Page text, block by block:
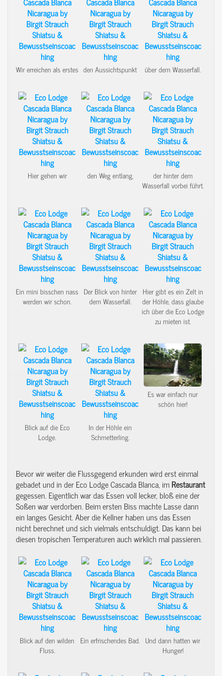
Wir erreichen als erstes den Aussichtspunkt über dem Wasserfall.
Hier gehen wir den Weg entlang,
der hinter dem
Wasserfall vorbei führt.
Ein mini bisschen nass
werden wir schon.
Der Blick von hinter
dem Wasserfall.
Hier gibt es ein Zelt in
der Höhle, dass glaube
ich über die Eco Lodge
zu mieten ist.
Blick auf die Eco
Lodge.
In der Höhle ein
Schmetterling.
Es war einfach nur
schön hier!
Bevor wir weiter die Flussgegend erkunden wird erst einmal
gebadet und in der Eco Lodge Cascada Blanca, imRestaurant
gegessen. Eigentlich war das Essen voll lecker, bloß eine der
Soßen war verdorben. Beim ersten Biss machte Lasse dann
ein langes Gesicht. Aber die Kellner haben uns das Essen
nicht berechnet und sich vielmals entschuldigt. Das kann bei
diesen tropischen Temperaturen auch wirklich mal passieren.
Blick auf den wilden
Fluss.
Ein erfrischendes Bad. Und dann hatten wir
Hunger!